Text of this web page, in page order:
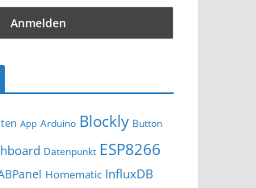
App Arduino Blockly Button
Datenpunkt ESP8266
Homematic InfluxDB